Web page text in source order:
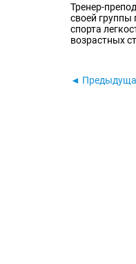
Тренер-
своей группы
спорта
возрастных
◄